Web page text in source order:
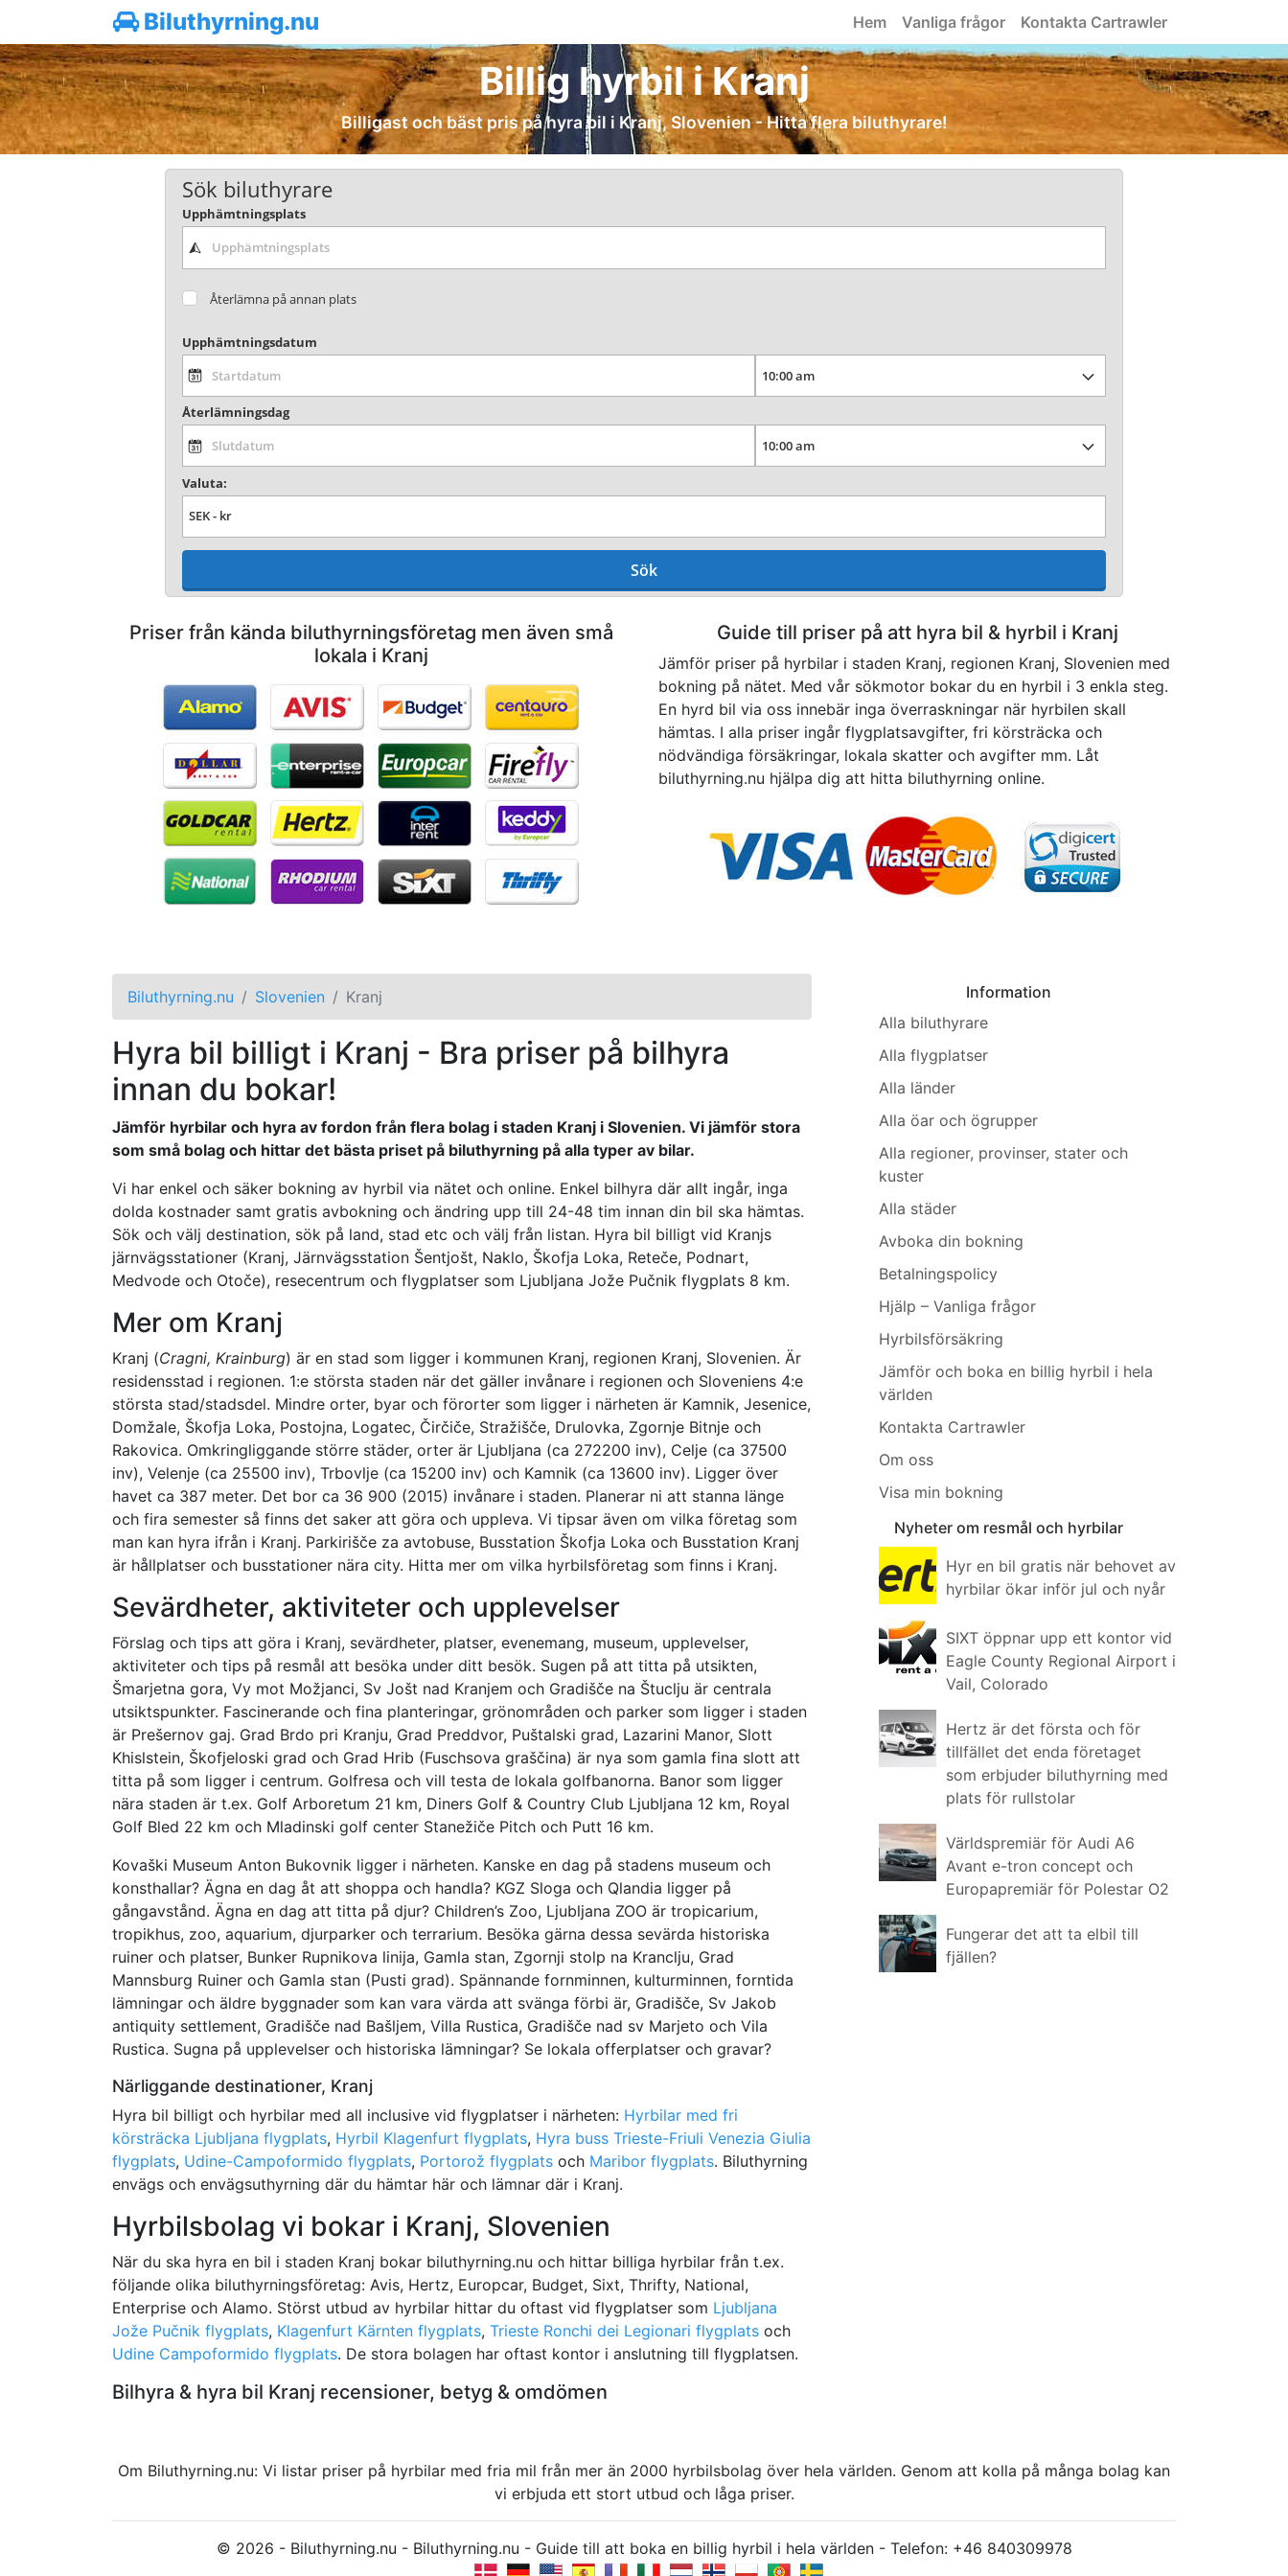
Biluthyrning.nu Hem Vanliga frågor Kontakta Cartrawler
Billig hyrbil i Kranj
Billigast och bäst pris på hyra bil i Kranj, Slovenien - Hitta flera biluthyrare!
Sök biluthyrare
Upphämtningsplats
Återlämna på annan plats
Upphämtningsdatum
Återlämningsdag
Valuta:
Sök
Priser från kända biluthyrningsföretag men även små
lokala i Kranj
Guide till priser på att hyra bil & hyrbil i Kranj
Jämför priser på hyrbilar i staden Kranj, regionen Kranj, Slovenien med
bokning på nätet. Med vår sökmotor bokar du en hyrbil i 3 enkla steg.
En hyrd bil via oss innebär inga överraskningar när hyrbilen skall
hämtas. I alla priser ingår flygplatsavgifter, fri körsträcka och
nödvändiga försäkringar, lokala skatter och avgifter mm. Låt
biluthyrning.nu hjälpa dig att hitta biluthyrning online.
Biluthyrning.nu Slovenien Kranj
Hyra bil billigt i Kranj - Bra priser på bilhyra
innan du bokar!
Jämför hyrbilar och hyra av fordon från flera bolag i staden Kranj i Slovenien. Vi jämför stora
som små bolag och hittar det bästa priset på biluthyrning på alla typer av bilar.
Vi har enkel och säker bokning av hyrbil via nätet och online. Enkel bilhyra där allt ingår, inga
dolda kostnader samt gratis avbokning och ändring upp till 24-48 tim innan din bil ska hämtas.
Sök och välj destination, sök på land, stad etc och välj från listan. Hyra bil billigt vid Kranjs
järnvägsstationer (Kranj, Järnvägsstation Šentjošt, Naklo, Škofja Loka, Reteče, Podnart,
Medvode och Otoče), resecentrum och flygplatser som Ljubljana Jože Pučnik flygplats 8 km.
Mer om Kranj
Kranj (Cragni, Krainburg) är en stad som ligger i kommunen Kranj, regionen Kranj, Slovenien. Är
residensstad i regionen. 1:e största staden när det gäller invånare i regionen och Sloveniens 4:e
största stad/stadsdel. Mindre orter, byar och förorter som ligger i närheten är Kamnik, Jesenice,
Domžale, Škofja Loka, Postojna, Logatec, Čirčiče, Stražišče, Drulovka, Zgornje Bitnje och
Rakovica. Omkringliggande större städer, orter är Ljubljana (ca 272200 inv), Celje (ca 37500
inv), Velenje (ca 25500 inv), Trbovlje (ca 15200 inv) och Kamnik (ca 13600 inv). Ligger över
havet ca 387 meter. Det bor ca 36 900 (2015) invånare i staden. Planerar ni att stanna länge
och fira semester så finns det saker att göra och uppleva. Vi tipsar även om vilka företag som
man kan hyra ifrån i Kranj. Parkirišče za avtobuse, Busstation Škofja Loka och Busstation Kranj
är hållplatser och busstationer nära city. Hitta mer om vilka hyrbilsföretag som finns i Kranj.
Sevärdheter, aktiviteter och upplevelser
Förslag och tips att göra i Kranj, sevärdheter, platser, evenemang, museum, upplevelser,
aktiviteter och tips på resmål att besöka under ditt besök. Sugen på att titta på utsikten,
Šmarjetna gora, Vy mot Možjanci, Sv Jošt nad Kranjem och Gradišče na Štuclju är centrala
utsiktspunkter. Fascinerande och fina planteringar, grönområden och parker som ligger i staden
är Prešernov gaj. Grad Brdo pri Kranju, Grad Preddvor, Puštalski grad, Lazarini Manor, Slott
Khislstein, Škofjeloski grad och Grad Hrib (Fuschsova graščina) är nya som gamla fina slott att
titta på som ligger i centrum. Golfresa och vill testa de lokala golfbanorna. Banor som ligger
nära staden är t.ex. Golf Arboretum 21 km, Diners Golf & Country Club Ljubljana 12 km, Royal
Golf Bled 22 km och Mladinski golf center Stanežiče Pitch och Putt 16 km.
Kovaški Museum Anton Bukovnik ligger i närheten. Kanske en dag på stadens museum och
konsthallar? Ägna en dag åt att shoppa och handla? KGZ Sloga och Qlandia ligger på
gångavstånd. Ägna en dag att titta på djur? Children’s Zoo, Ljubljana ZOO är tropicarium,
tropikhus, zoo, aquarium, djurparker och terrarium. Besöka gärna dessa sevärda historiska
ruiner och platser, Bunker Rupnikova linija, Gamla stan, Zgornji stolp na Kranclju, Grad
Mannsburg Ruiner och Gamla stan (Pusti grad). Spännande fornminnen, kulturminnen, forntida
lämningar och äldre byggnader som kan vara värda att svänga förbi är, Gradišče, Sv Jakob
antiquity settlement, Gradišče nad Bašljem, Villa Rustica, Gradišče nad sv Marjeto och Vila
Rustica. Sugna på upplevelser och historiska lämningar? Se lokala offerplatser och gravar?
Närliggande destinationer, Kranj
Hyra bil billigt och hyrbilar med all inclusive vid flygplatser i närheten: Hyrbilar med fri
körsträcka Ljubljana flygplats, Hyrbil Klagenfurt flygplats, Hyra buss Trieste-Friuli Venezia Giulia
flygplats, Udine-Campoformido flygplats, Portorož flygplats och Maribor flygplats. Biluthyrning
envägs och envägsuthyrning där du hämtar här och lämnar där i Kranj.
Hyrbilsbolag vi bokar i Kranj, Slovenien
När du ska hyra en bil i staden Kranj bokar biluthyrning.nu och hittar billiga hyrbilar från t.ex.
följande olika biluthyrningsföretag: Avis, Hertz, Europcar, Budget, Sixt, Thrifty, National,
Enterprise och Alamo. Störst utbud av hyrbilar hittar du oftast vid flygplatser som Ljubljana
Jože Pučnik flygplats, Klagenfurt Kärnten flygplats, Trieste Ronchi dei Legionari flygplats och
Udine Campoformido flygplats. De stora bolagen har oftast kontor i anslutning till flygplatsen.
Bilhyra & hyra bil Kranj recensioner, betyg & omdömen
Information
Alla biluthyrare
Alla flygplatser
Alla länder
Alla öar och ögrupper
Alla regioner, provinser, stater och
kuster
Alla städer
Avboka din bokning
Betalningspolicy
Hjälp – Vanliga frågor
Hyrbilsförsäkring
Jämför och boka en billig hyrbil i hela
världen
Kontakta Cartrawler
Om oss
Visa min bokning
Nyheter om resmål och hyrbilar
Hyr en bil gratis när behovet av
hyrbilar ökar inför jul och nyår
SIXT öppnar upp ett kontor vid
Eagle County Regional Airport i
Vail, Colorado
Hertz är det första och för
tillfället det enda företaget
som erbjuder biluthyrning med
plats för rullstolar
Världspremiär för Audi A6
Avant e-tron concept och
Europapremiär för Polestar O2
Fungerar det att ta elbil till
fjällen?
Om Biluthyrning.nu: Vi listar priser på hyrbilar med fria mil från mer än 2000 hyrbilsbolag över hela världen. Genom att kolla på många bolag kan
vi erbjuda ett stort utbud och låga priser.
© 2026 - Biluthyrning.nu - Biluthyrning.nu - Guide till att boka en billig hyrbil i hela världen - Telefon: +46 840309978